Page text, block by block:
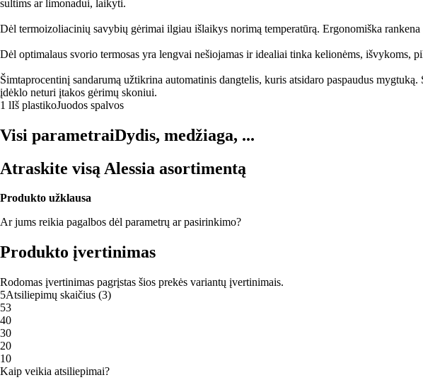
sultims ar limonadui, laikyti.
Dėl termoizoliacinių savybių gėrimai ilgiau išlaikys norimą temperatūrą. Ergonomiška
Dėl optimalaus svorio termosas yra lengvai nešiojamas ir idealiai tinka kelionėms,
Šimtaprocentinį sandarumą užtikrina automatinis dangtelis, kuris atsidaro paspaudus
įdėklo neturi įtakos gėrimų skoniui.
1 lIš plastikoJuodos spalvos
Visi parametraiDydis, medžiaga, ...
Atraskite visą Alessia asortimentą
Produkto užklausa
Ar jums reikia pagalbos dėl parametrų ar pasirinkimo?
Produkto įvertinimas
Rodomas įvertinimas pagrįstas šios prekės variantų įvertinimais.
5Atsiliepimų skaičius (3)
53
40
30
20
10
Kaip veikia atsiliepimai?